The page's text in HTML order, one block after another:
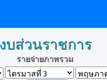
งบส่วนราชการ
รายจ่ายภาพรวม